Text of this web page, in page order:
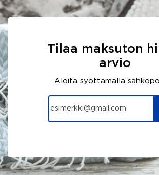
Tilaa maksuton
arvio
Aloita syöttämällä